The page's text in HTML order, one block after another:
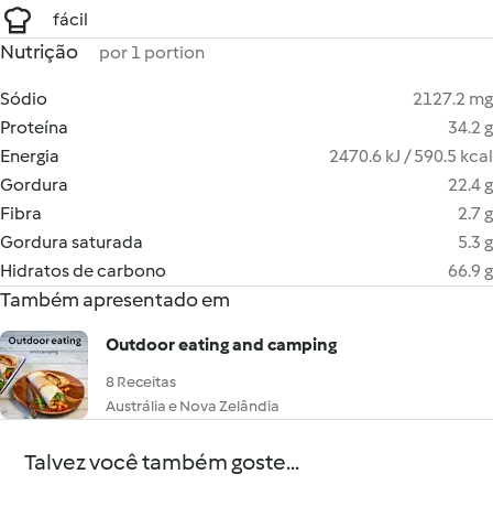
fácil
Nutrição por 1 portion
Sódio
2127.2 mg
Proteína
34.2 g
Energia
2470.6 kJ / 590.5 kcal
Gordura
22.4 g
Fibra
2.7 g
Gordura saturada
5.3 g
Hidratos de carbono
66.9 g
Também apresentado em
Outdoor eating and camping
8 Receitas
Austrália e Nova Zelândia
Talvez você também goste...